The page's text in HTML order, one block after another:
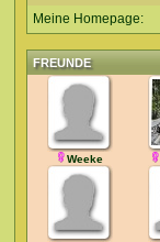
Meine Homepage:
FREUNDE
Weeke